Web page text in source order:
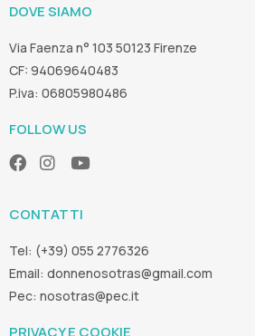
DOVE SIAMO
Via Faenza n° 103 50123 Firenze
CF: 94069640483
P.iva: 06805980486
FOLLOW US
CONTATTI
Tel: (+39) 055 2776326
Email: donnenosotras@gmail.com
Pec: nosotras@pec.it
PRIVACY E COOKIE